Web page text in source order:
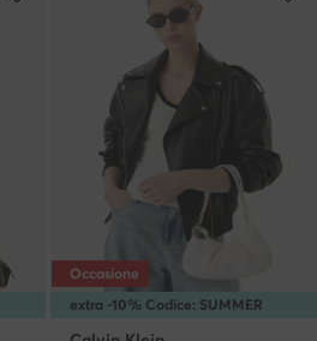
extra -10% Codice: SUMMER
Occasione